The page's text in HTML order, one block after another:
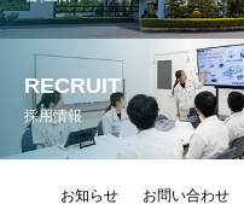
RECRUIT
採用情報
お知らせ お問い合わせ